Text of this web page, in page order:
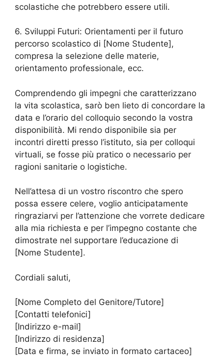
scolastiche che potrebbero essere utili.
6. Sviluppi Futuri: Orientamenti per il futuro
percorso scolastico di [Nome Studente],
compresa la selezione delle materie,
orientamento professionale, ecc.
Comprendendo gli impegni che caratterizzano
la vita scolastica, sarò ben lieto di concordare la
data e l’orario del colloquio secondo la vostra
disponibilità. Mi rendo disponibile sia per
incontri diretti presso l’istituto, sia per colloqui
virtuali, se fosse più pratico o necessario per
ragioni sanitarie o logistiche.
Nell’attesa di un vostro riscontro che spero
possa essere celere, voglio anticipatamente
ringraziarvi per l’attenzione che vorrete dedicare
alla mia richiesta e per l’impegno costante che
dimostrate nel supportare l’educazione di
[Nome Studente].
Cordiali saluti,
[Nome Completo del Genitore/Tutore]
[Contatti telefonici]
[Indirizzo e-mail]
[Indirizzo di residenza]
[Data e firma, se inviato in formato cartaceo]